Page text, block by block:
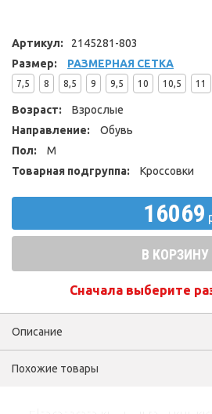
Артикул:
2145281-803
Размер:
РАЗМЕРНАЯ СЕТКА
7,5 8 8,5 9 9,5 10 10,5 11
Возраст:
Взрослые
Направление:
Обувь
Пол:
М
Товарная подгруппа:
Кроссовки
16069
В КОРЗИНУ
Сначала выберите
Описание
Похожие товары